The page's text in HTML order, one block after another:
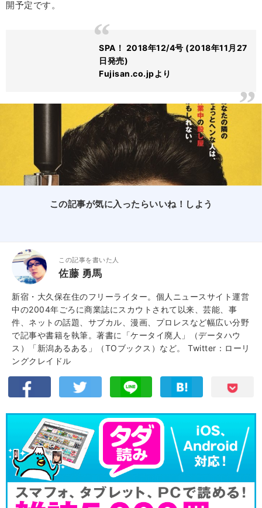
開予定です。
SPA！ 2018年12/4号 (2018年11月27
日発売)
Fujisan.co.jpより
この記事が気に入ったらいいね！しよう
この記事を書いた人
佐藤 勇馬
新宿・大久保在住のフリーライター。個人ニュースサイト運営
中の2004年ごろに商業誌にスカウトされて以来、芸能、事
件、ネットの話題、サブカル、漫画、プロレスなど幅広い分野
で記事や書籍を執筆。著書に「ケータイ廃人」（データハウ
ス）「新潟あるある」（TOブックス）など。 Twitter：ローリ
ングクレイドル